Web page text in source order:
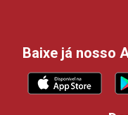
Baixe já nosso